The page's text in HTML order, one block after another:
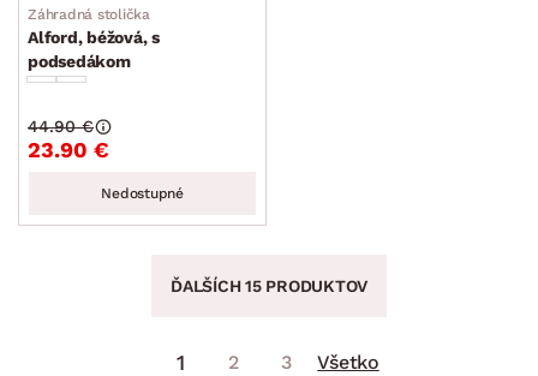
Záhradná stolička
Alford, béžová, s
podsedákom
23.90 €
44.90 €
Nedostupné
ĎALŠÍCH 15 PRODUKTOV
1 2 3 Všetko